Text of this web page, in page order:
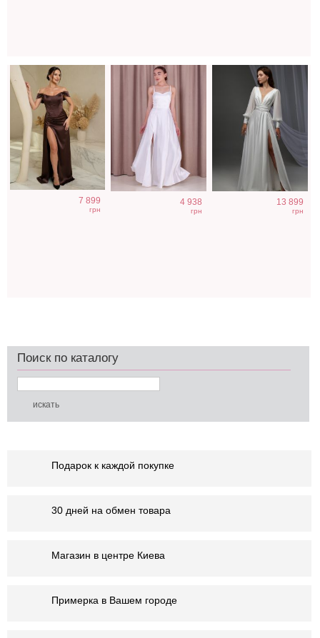
7 899
грн
4 938
грн
13 899
грн
Поиск по каталогу
Подарок к каждой покупке
30 дней на обмен товара
Магазин в центре Киева
Примерка в Вашем городе